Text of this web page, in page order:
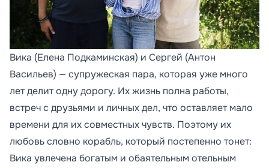
Вика (Елена Подкаминская) и Сергей (Антон
Васильев) — супружеская пара, которая уже много
лет делит одну дорогу. Их жизнь полна работы,
встреч с друзьями и личных дел, что оставляет мало
времени для их совместных чувств. Поэтому их
любовь словно корабль, который постепенно тонет:
Вика увлечена богатым и обаятельным отельным